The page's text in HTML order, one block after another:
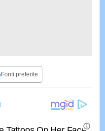
Fonti preferite